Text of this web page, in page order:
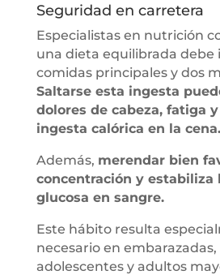
Seguridad en carretera
Especialistas en nutrición
una dieta equilibrada debe
comidas principales y dos
Saltarse esta ingesta
dolores de cabeza, fatiga
ingesta calórica en la cena.
Además, merendar bien
concentración y estabiliza
glucosa en sangre.
Este hábito resulta
necesario en embarazadas,
adolescentes y adultos